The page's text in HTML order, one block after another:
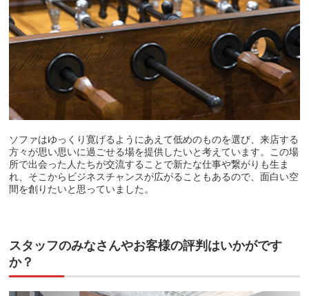
ソファはゆっくり寛げるようにあえて低めのものを選び、来店する
方々が思い思いに過ごせる場を提供したいと考えています。この場
所で出会った人たちが交流することで新たな仕事や繋がりも生ま
れ、そこからビジネスチャンスが広がることもあるので、面白い空
間を創りたいと思っていました。
スタッフのみなさんやお客様の評判はいかがです
か？